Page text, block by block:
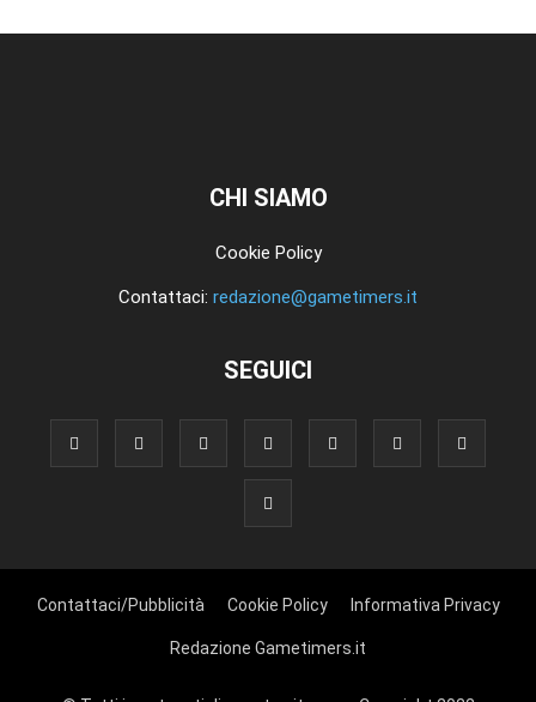
CHI SIAMO
Cookie Policy
Contattaci: redazione@gametimers.it
SEGUICI
Contattaci/Pubblicità Cookie Policy Informativa Privacy
Redazione Gametimers.it